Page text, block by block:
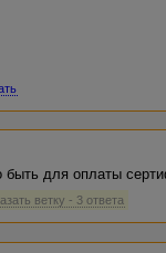
быть для оплаты
ветку - 3 ответа